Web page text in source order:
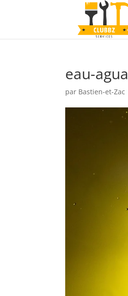
eau-agua
par Bastien-et-Zac